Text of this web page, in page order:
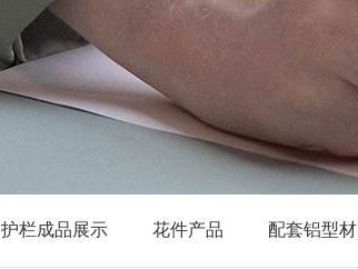
护栏成品展示 花件产品 配套铝型材